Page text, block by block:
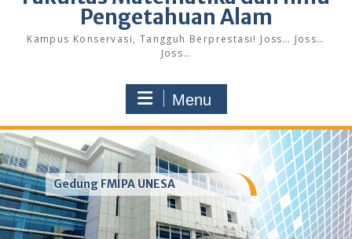
Pengetahuan Alam
Kampus Konservasi, Tangguh Berprestasi! Joss… Joss…
Joss…
Menu
Gedung FMIPA UNESA